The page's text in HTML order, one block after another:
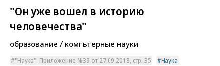
"Он уже вошел в историю
человечества"
образование / компьтерные науки
"Наука". Приложение №39 от 27.09.2018, стр. 35
Наука